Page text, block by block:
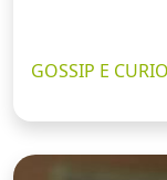
GOSSIP E